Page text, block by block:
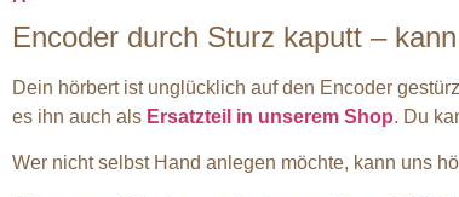
Encoder durch Sturz kaputt –
Dein hörbert ist unglücklich auf den Encoder
es ihn auch als Ersatzteil in unserem Shop. Du
Wer nicht selbst Hand anlegen möchte, kann uns